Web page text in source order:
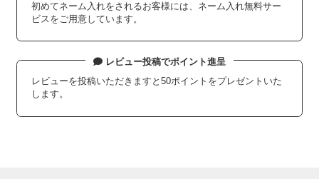
初めてネーム入れをされるお客様には、ネーム入れ無料サー
ビスをご用意しています。
レビュー投稿でポイント進呈
レビューを投稿いただきますと50ポイントをプレゼントいた
します。